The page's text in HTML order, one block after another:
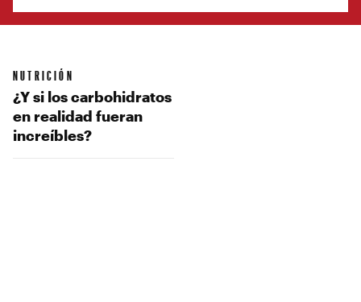
NUTRICIÓN
¿Y si los carbohidratos
en realidad fueran
increíbles?